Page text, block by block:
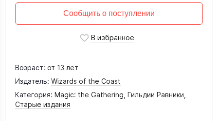
Сообщить о поступлении
Возраст: от 13 лет
Издатель: Wizards of the Coast
Категория: Magic: the Gathering Гильдии Равники
Старые издания